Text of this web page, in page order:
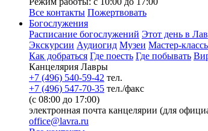
Все контакты Пожертвовать
Богослужения
Расписание богослужений Этот день в
Экскурсии Аудиогид Музеи Мастер-
Как добраться Где поесть Где побывать
Канцелярия Лавры
+7 (496) 540-59-42 тел.
+7 (496) 547-70-35 тел./факс
(с 08:00 до 17:00)
электронная почта канцелярии (для
office@lavra.ru